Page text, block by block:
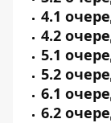
4.1
4.2
5.1
5.2
6.1
6.2